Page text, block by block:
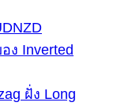
ง Inverted
ฝั่ง Long